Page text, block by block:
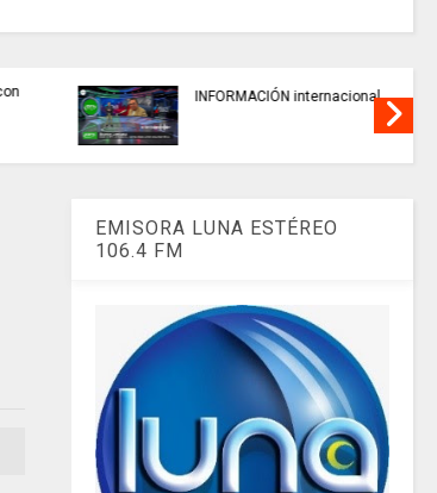
buscan mejorar la calidad del
agua que consumen miles de
familias en Cundinamarca.
EMISORA LUNA ESTÉREO
106.4 FM